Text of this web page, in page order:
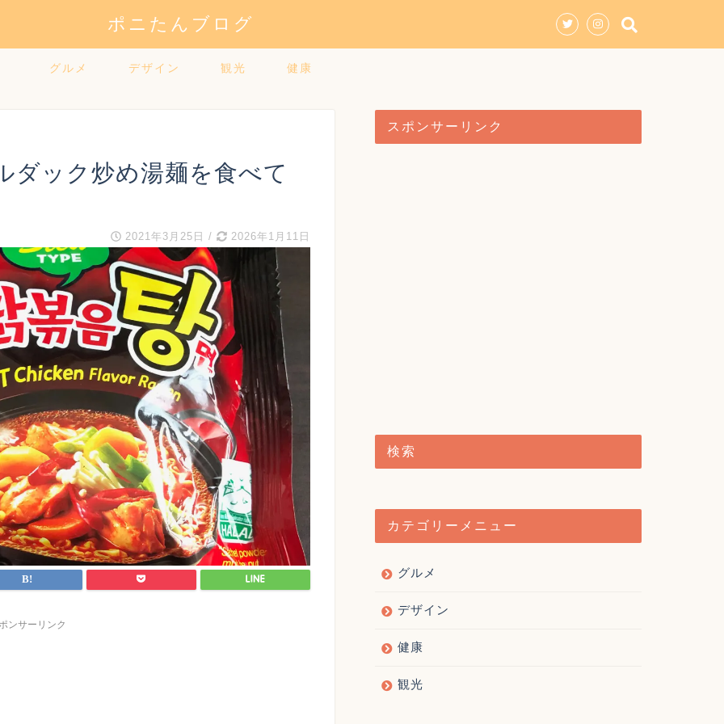
ポニたんブログ
グルメ デザイン 観光 健康
ダック炒め湯麺を食べて
2021年3月25日 / 2026年1月11日
ンサーリンク
スポンサーリンク
検索
カテゴリーメニュー
グルメ
デザイン
健康
観光